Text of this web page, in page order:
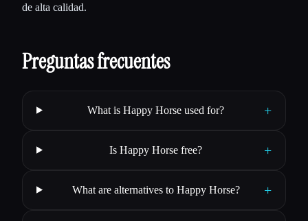
de alta calidad.
Preguntas frecuentes
What is Happy Horse used for? +
Is Happy Horse free? +
What are alternatives to Happy Horse? +